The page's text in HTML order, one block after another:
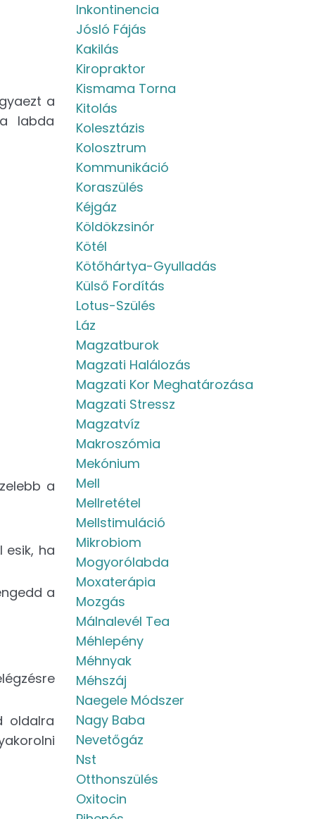
a
labda
a
esik, ha
a
oldalra
Inkontinencia
Jósló Fájás
Kakilás
Kiropraktor
Kismama Torna
Kitolás
Kolesztázis
Kolosztrum
Kommunikáció
Koraszülés
Kéjgáz
Köldökzsinór
Kötél
Kötőhártya-Gyulladás
Külső Fordítás
Lotus-Szülés
Láz
Magzatburok
Magzati Halálozás
Magzati Kor Meghatározása
Magzati Stressz
Magzatvíz
Makroszómia
Mekónium
Mell
Mellretétel
Mellstimuláció
Mikrobiom
Mogyorólabda
Moxaterápia
Mozgás
Málnalevél Tea
Méhlepény
Méhnyak
Méhszáj
Naegele Módszer
Nagy Baba
Nevetőgáz
Nst
Otthonszülés
Oxitocin